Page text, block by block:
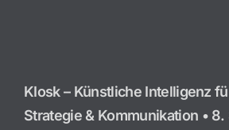
KIosk – Künstliche Intelligenz
Strategie & Kommunikation •